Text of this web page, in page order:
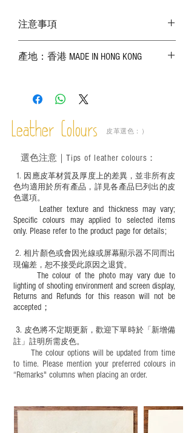
注意事項
實物為準；
－ 植鞣皮革容易受環境、使用程度等產生
成後定期在皮面塗上皮革專用清潔劑及貂
鼠油等；
適合六歲以下兒童使用；六至十二歲兒童
必須由成年人陪同下使用並應小心處理。
產地：香港 MADE IN HONG KONG
Leather Colours 皮革選色：）
1. ​ 因應皮革材質及厚度上的差異，並非所有皮
色均適用於所有產品，詳見各產品巳列出的皮
色選項。
Leather texture and thickness may vary;
Specific colours may applied to selected items
only. Please refer to the product page for details;
​2.相片顏色或會因光線或屏幕顯示器不同而出
現偏差，恕不接受此原因之退貨。
The colour of the photo may vary due to
lighting of shooting environment and screen display,
Returns and Refunds for this reason will not be
accepted；
3. 皮色將不定期更新，歡迎下單時於「新增備
註」註明 所需皮色。
The colour options will be updated from time
to time. Please mention your preferred colours in
“Remarks" columns when placing an order.
選色注意｜ Tips of leather colours ：